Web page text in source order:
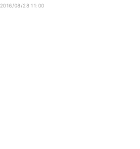
2016/08/28 11:00